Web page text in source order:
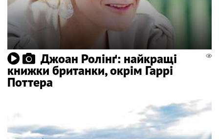
Джоан Ролінґ: найкращі
книжки британки, окрім Гаррі
Поттера